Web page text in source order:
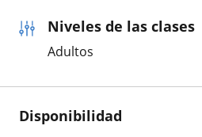
Niveles de las clases
Adultos
Disponibilidad